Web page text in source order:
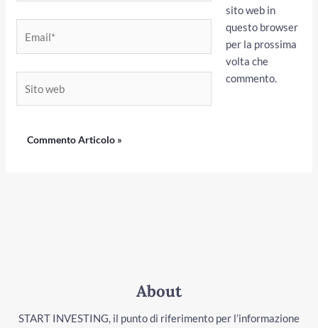
web
sito web in
questo browser
per la prossima
volta che
commento.
About
START INVESTING, il punto di riferimento per l’informazione